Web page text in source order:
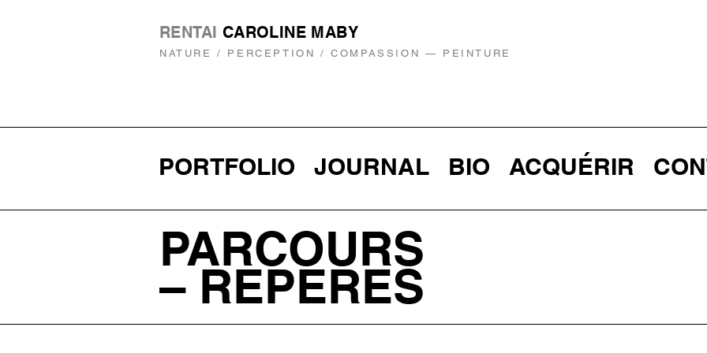
RENTAI CAROLINE MABY
NATURE / PERCEPTION / COMPASSION — PEINTURE
PORTFOLIO JOURNAL BIO ACQUÉRIR
PARCOURS
– REPERES